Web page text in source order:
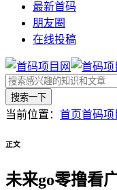
最新首码
朋友圈
在线投稿
搜索一下
当前位置： 首页首码项
正文
未来go零撸看